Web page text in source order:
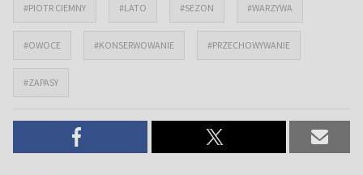
#PIOTR CIEMNY #LATO #SEZON #WARZYWA
#OWOCE #KONSERWOWANIE #PRZECHOWYWANIE
#ZAPASY